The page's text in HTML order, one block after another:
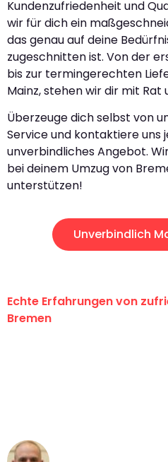
Kundenzufriedenheit und
wir für dich ein
das genau auf deine
zugeschnitten ist. Von der
bis zur termingerechten
Mainz, stehen wir dir mit Rat
Überzeuge dich selbst von
Service und kontaktiere uns
unverbindliches Angebot.
bei deinem Umzug von
unterstützen!
Unverbindlich
Echte Erfahrungen von
Bremen